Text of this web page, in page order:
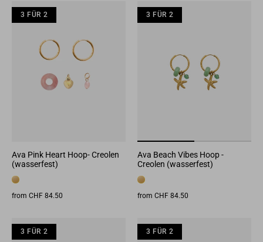
3 FÜR 2
Ava Pink Heart Hoop- Creolen
(wasserfest)
from CHF 84.50
3 FÜR 2
3 FÜR 2
Ava Beach Vibes Hoop -
Creolen (wasserfest)
from CHF 84.50
3 FÜR 2
3 FÜR 2 3 FÜR 2
3 FÜR 2